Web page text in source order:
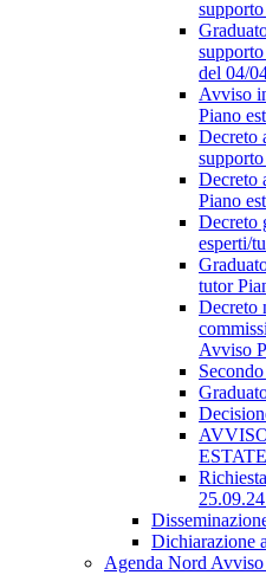
del 04/
Avviso
Piano
Decreto
Decreto
Piano
Decreto
esperti/
tutor
Decreto
Avviso
Dichiarazione
Agenda Nord